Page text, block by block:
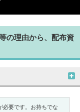
の理由から、配布資
必要です。お持ちでな